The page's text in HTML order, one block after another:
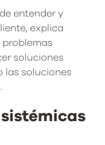
entender y
explica
problemas
soluciones
las soluciones